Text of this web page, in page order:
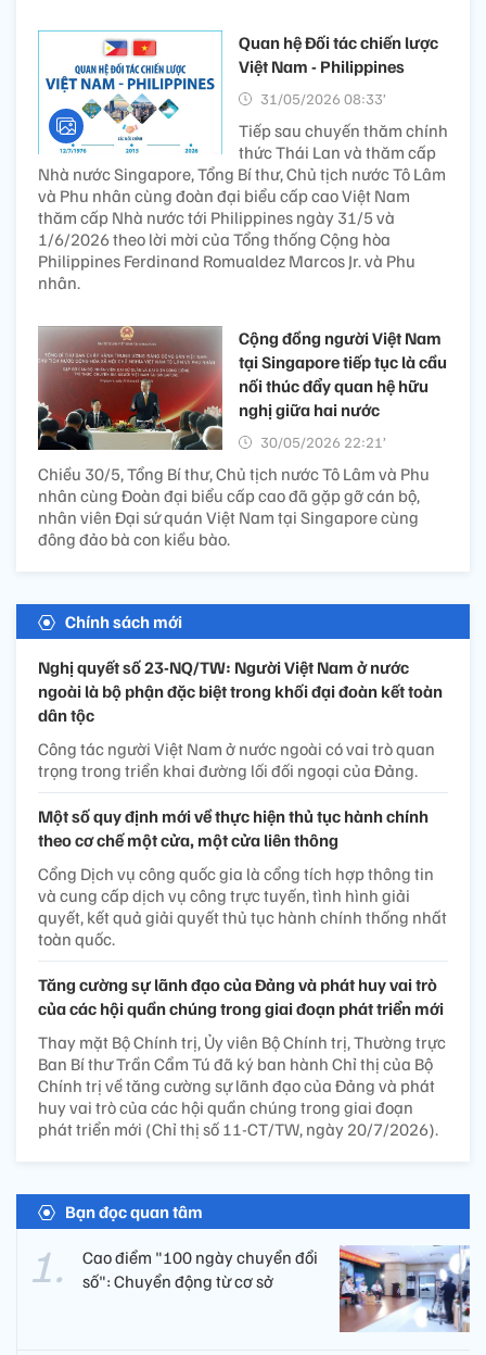
Quan hệ Đối tác chiến lược
Việt Nam - Philippines
31/05/2026 08:33’
Tiếp sau chuyến thăm chính
thức Thái Lan và thăm cấp
Nhà nước Singapore, Tổng Bí thư, Chủ tịch nước Tô Lâm
và Phu nhân cùng đoàn đại biểu cấp cao Việt Nam
thăm cấp Nhà nước tới Philippines ngày 31/5 và
1/6/2026 theo lời mời của Tổng thống Cộng hòa
Philippines Ferdinand Romualdez Marcos Jr. và Phu
nhân.
Cộng đồng người Việt Nam
tại Singapore tiếp tục là cầu
nối thúc đẩy quan hệ hữu
nghị giữa hai nước
30/05/2026 22:21’
Chiều 30/5, Tổng Bí thư, Chủ tịch nước Tô Lâm và Phu
nhân cùng Đoàn đại biểu cấp cao đã gặp gỡ cán bộ,
nhân viên Đại sứ quán Việt Nam tại Singapore cùng
đông đảo bà con kiều bào.
Chính sách mới
Nghị quyết số 23-NQ/TW: Người Việt Nam ở nước
ngoài là bộ phận đặc biệt trong khối đại đoàn kết toàn
dân tộc
Công tác người Việt Nam ở nước ngoài có vai trò quan
trọng trong triển khai đường lối đối ngoại của Đảng.
Một số quy định mới về thực hiện thủ tục hành chính
theo cơ chế một cửa, một cửa liên thông
Cổng Dịch vụ công quốc gia là cổng tích hợp thông tin
và cung cấp dịch vụ công trực tuyến, tình hình giải
quyết, kết quả giải quyết thủ tục hành chính thống nhất
toàn quốc.
Tăng cường sự lãnh đạo của Đảng và phát huy vai trò
của các hội quần chúng trong giai đoạn phát triển mới
Thay mặt Bộ Chính trị, Ủy viên Bộ Chính trị, Thường trực
Ban Bí thư Trần Cẩm Tú đã ký ban hành Chỉ thị của Bộ
Chính trị về tăng cường sự lãnh đạo của Đảng và phát
huy vai trò của các hội quần chúng trong giai đoạn
phát triển mới (Chỉ thị số 11-CT/TW, ngày 20/7/2026).
Bạn đọc quan tâm
Cao điểm "100 ngày chuyển đổi
số": Chuyển động từ cơ sở